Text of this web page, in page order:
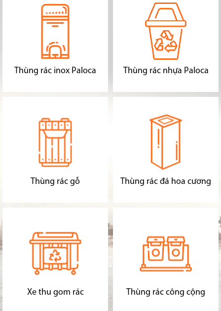
Thùng rác inox Paloca Thùng rác nhựa Paloca
Thùng rác gỗ Thùng rác đá hoa cương
Xe thu gom rác Thùng rác công cộng